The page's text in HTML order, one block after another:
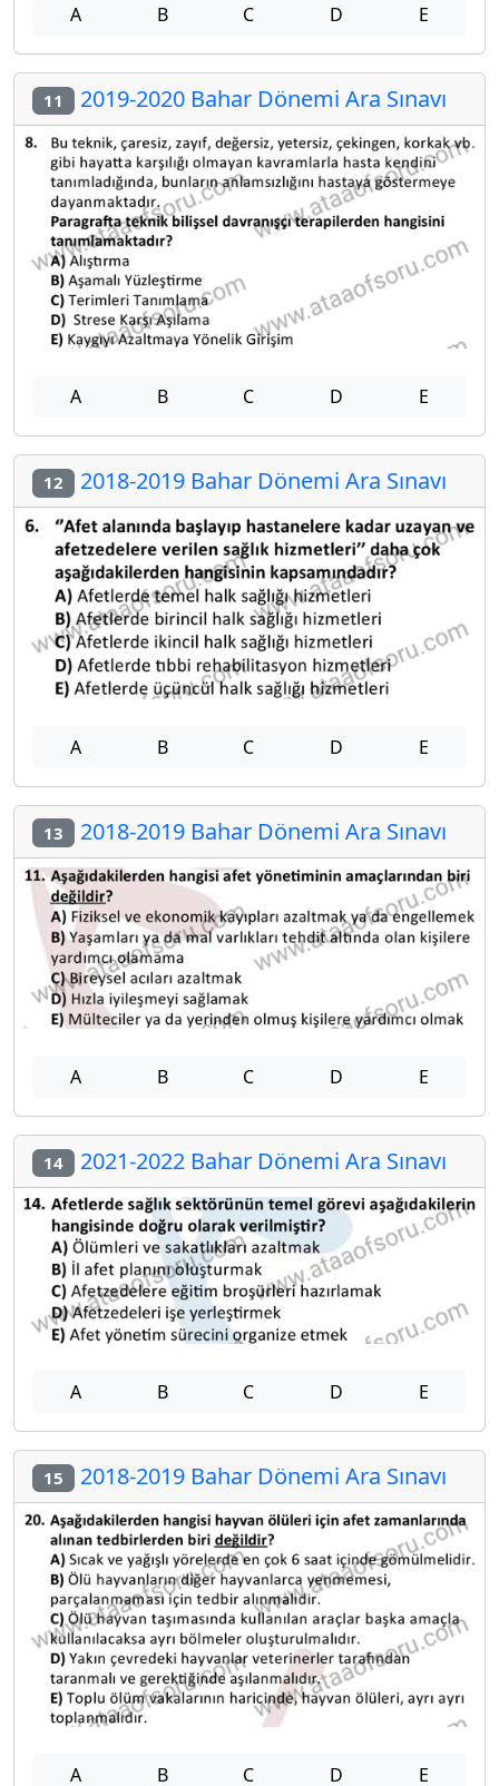
A B C D E
11 2019-2020 Bahar Dönemi Ara Sınavı
A B C D E
12 2018-2019 Bahar Dönemi Ara Sınavı
A B C D E
13 2018-2019 Bahar Dönemi Ara Sınavı
A B C D E
14 2021-2022 Bahar Dönemi Ara Sınavı
A B C D E
15 2018-2019 Bahar Dönemi Ara Sınavı
A B C D E